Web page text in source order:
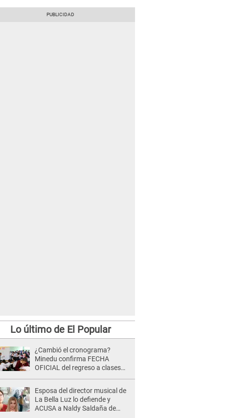
Lo último de El Popular
¿Cambió el cronograma?
Minedu confirma FECHA
OFICIAL del regreso a clases
Esposa del director musical de
La Bella Luz lo defiende y
ACUSA a Naldy Saldaña de